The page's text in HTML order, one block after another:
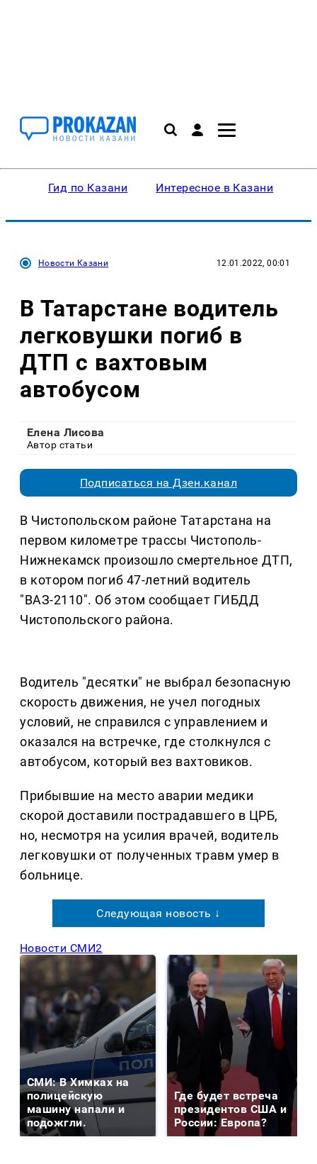
Гид по Казани Интересное в Казани
Новости Казани 12.01.2022, 00:01
В Татарстане водитель
легковушки погиб в
ДТП с вахтовым
автобусом
Елена Лисова
Автор статьи
Подписаться на Дзен.канал
В Чистопольском районе Татарстана на
первом километре трассы Чистополь-
Нижнекамск произошло смертельное ДТП,
в котором погиб 47-летний водитель
"ВАЗ-2110". Об этом сообщает ГИБДД
Чистопольского района.
Водитель "десятки" не выбрал безопасную
скорость движения, не учел погодных
условий, не справился с управлением и
оказался на встречке, где столкнулся с
автобусом, который вез вахтовиков.
Прибывшие на место аварии медики
скорой доставили пострадавшего в ЦРБ,
но, несмотря на усилия врачей, водитель
легковушки от полученных травм умер в
больнице.
Следующая новость ↓
Новости СМИ2
СМИ: В Химках на
полицейскую
машину напали и
подожгли.
Где будет встреча
президентов США и
России: Европа?